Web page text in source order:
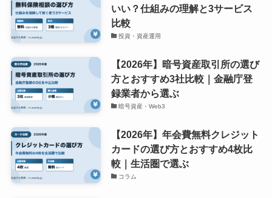
いい？仕組みの理解と3サービス
比較
投資・資産運用
【2026年】暗号資産取引所の選び
方とおすすめ3社比較｜金融庁登
録業者から選ぶ
暗号資産・Web3
【2026年】年会費無料クレジット
カードの選び方とおすすめ4枚比
較｜生活圏で選ぶ
コラム